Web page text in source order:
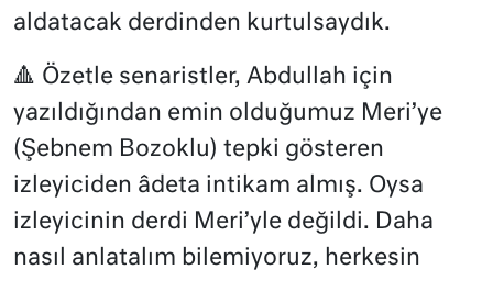
aldatacak derdinden kurtulsaydık.
🔺 Özetle senaristler, Abdullah için
yazıldığından emin olduğumuz Meri’ye
(Şebnem Bozoklu) tepki gösteren
izleyiciden âdeta intikam almış. Oysa
izleyicinin derdi Meri’yle değildi. Daha
nasıl anlatalım bilemiyoruz, herkesin